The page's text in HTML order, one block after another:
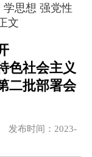
学思想 强党性
文
色社会主义
二批部署会
布时间：2023-